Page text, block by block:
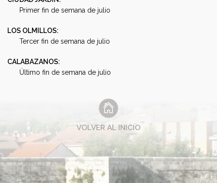
Primer fin de semana de julio
LOS OLMILLOS:
Tercer fin de semana de julio
CALABAZANOS:
Último fin de semana de julio
VOLVER AL INICIO